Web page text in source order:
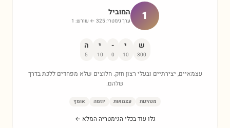
1 המוביל
ערך גימטרי: 325 ← שורש: 1
ש
300
י
10
-
0
י
10
ה
5
עצמאיים, יצירתיים ובעלי רצון חזק. חלוצים שלא מפחדים ללכת בדרך
שלהם.
מנהיגות עצמאות יוזמה אומץ
גלו עוד בכלי הגימטריה המלא ←